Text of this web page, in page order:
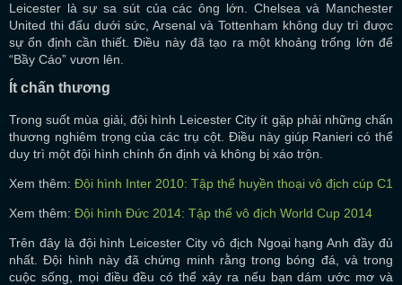
Leicester là sự sa sút của các ông lớn. Chelsea và Manchester
United thi đấu dưới sức, Arsenal và Tottenham không duy trì được
sự ổn định cần thiết. Điều này đã tạo ra một khoảng trống lớn để
“Bầy Cáo” vươn lên.
Ít chấn thương
Trong suốt mùa giải, đội hình Leicester City ít gặp phải những chấn
thương nghiêm trọng của các trụ cột. Điều này giúp Ranieri có thể
duy trì một đội hình chính ổn định và không bị xáo trộn.
Xem thêm: Đội hình Inter 2010: Tập thể huyền thoại vô địch cúp C1
Xem thêm: Đội hình Đức 2014: Tập thể vô địch World Cup 2014
Trên đây là đội hình Leicester City vô địch Ngoại hạng Anh đầy đủ
nhất. Đội hình này đã chứng minh rằng trong bóng đá, và trong
cuộc sống, mọi điều đều có thể xảy ra nếu bạn dám ước mơ và